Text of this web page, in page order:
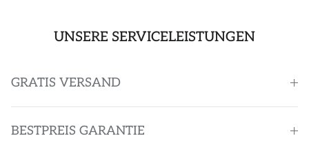
UNSERE SERVICELEISTUNGEN
GRATIS VERSAND
BESTPREIS GARANTIE